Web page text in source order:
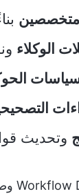
متخصصين
الوكلاء
وتحديث